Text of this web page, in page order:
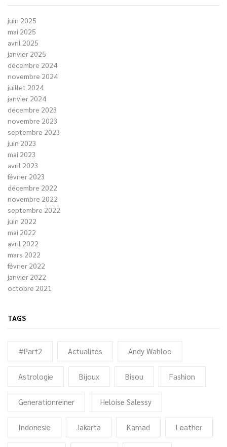
juin 2025
mai 2025
avril 2025
janvier 2025
décembre 2024
novembre 2024
juillet 2024
janvier 2024
décembre 2023
novembre 2023
septembre 2023
juin 2023
mai 2023
avril 2023
février 2023
décembre 2022
novembre 2022
septembre 2022
juin 2022
mai 2022
avril 2022
mars 2022
février 2022
janvier 2022
octobre 2021
TAGS
#Part2 Actualités Andy Wahloo
Astrologie Bijoux Bisou Fashion
Generationreiner Heloise Salessy
Indonesie Jakarta Kamad Leather